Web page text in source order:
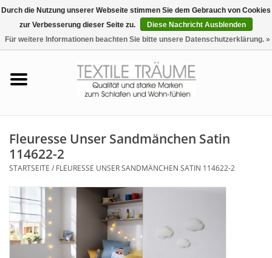
0 Artikel - €0,00
Tag & Nachtwäsche
Freizeit-Hausanzüge
Badezimmer & Sauna
Fleuresse Unser Sandmänchen Satin
114622-2
STARTSEITE / FLEURESSE UNSER SANDMÄNCHEN SATIN 114622-2
Durch die Nutzung unserer Webseite stimmen Sie dem Gebrauch von Cookies
zur Verbesserung dieser Seite zu.
Diese Nachricht Ausblenden
Für weitere Informationen beachten Sie bitte unsere Datenschutzerklärung. »